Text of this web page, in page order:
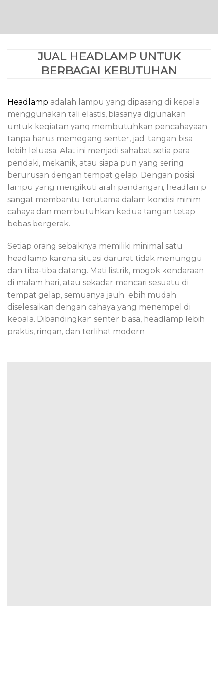
JUAL HEADLAMP UNTUK
BERBAGAI KEBUTUHAN
Headlamp adalah lampu yang dipasang di kepala
menggunakan tali elastis, biasanya digunakan
untuk kegiatan yang membutuhkan pencahayaan
tanpa harus memegang senter, jadi tangan bisa
lebih leluasa. Alat ini menjadi sahabat setia para
pendaki, mekanik, atau siapa pun yang sering
berurusan dengan tempat gelap. Dengan posisi
lampu yang mengikuti arah pandangan, headlamp
sangat membantu terutama dalam kondisi minim
cahaya dan membutuhkan kedua tangan tetap
bebas bergerak.
Setiap orang sebaiknya memiliki minimal satu
headlamp karena situasi darurat tidak menunggu
dan tiba-tiba datang. Mati listrik, mogok kendaraan
di malam hari, atau sekadar mencari sesuatu di
tempat gelap, semuanya jauh lebih mudah
diselesaikan dengan cahaya yang menempel di
kepala. Dibandingkan senter biasa, headlamp lebih
praktis, ringan, dan terlihat modern.